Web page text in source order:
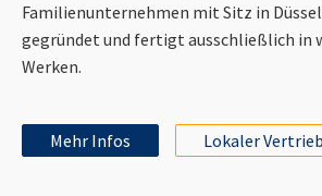
Familienunternehmen mit Sitz in
gegründet und fertigt ausschließlich in
Werken.
Mehr Infos Lokaler